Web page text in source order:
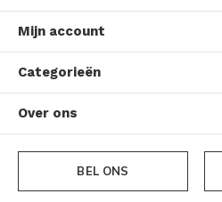
Mijn account
Categorieën
Over ons
BEL ONS